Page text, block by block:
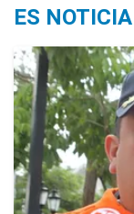
ES NOTICIA